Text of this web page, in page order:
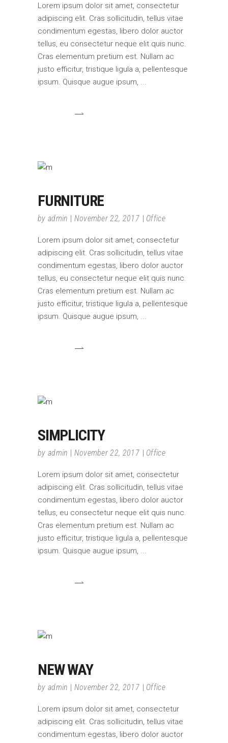
Lorem ipsum dolor sit amet, consectetur
adipiscing elit. Cras sollicitudin, tellus vitae
condimentum egestas, libero dolor auctor
tellus, eu consectetur neque elit quis nunc.
Cras elementum pretium est. Nullam ac
justo efficitur, tristique ligula a, pellentesque
ipsum. Quisque augue ipsum,
FURNITURE
by admin November 22, 2017 Office
Lorem ipsum dolor sit amet, consectetur
adipiscing elit. Cras sollicitudin, tellus vitae
condimentum egestas, libero dolor auctor
tellus, eu consectetur neque elit quis nunc.
Cras elementum pretium est. Nullam ac
justo efficitur, tristique ligula a, pellentesque
ipsum. Quisque augue ipsum,
SIMPLICITY
by admin November 22, 2017 Office
Lorem ipsum dolor sit amet, consectetur
adipiscing elit. Cras sollicitudin, tellus vitae
condimentum egestas, libero dolor auctor
tellus, eu consectetur neque elit quis nunc.
Cras elementum pretium est. Nullam ac
justo efficitur, tristique ligula a, pellentesque
ipsum. Quisque augue ipsum,
NEW WAY
by admin November 22, 2017 Office
Lorem ipsum dolor sit amet, consectetur
adipiscing elit. Cras sollicitudin, tellus vitae
condimentum egestas, libero dolor auctor